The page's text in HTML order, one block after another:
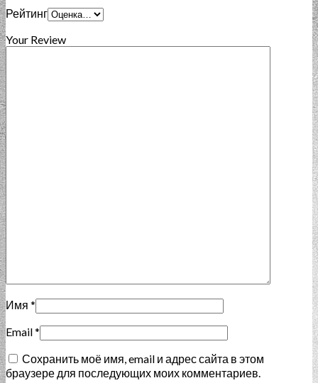
Рейтинг
Your Review
Имя *
Email*
Сохранить моё имя, email и адрес сайта в этом
браузере для последующих моих комментариев.